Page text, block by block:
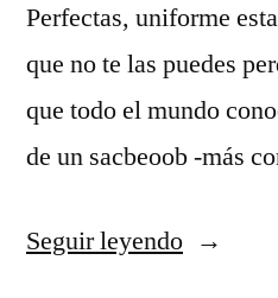
Perfectas, uniforme
que no te las puedes
que todo el mundo
de un sacbeoob -más
Seguir leyendo«chandal